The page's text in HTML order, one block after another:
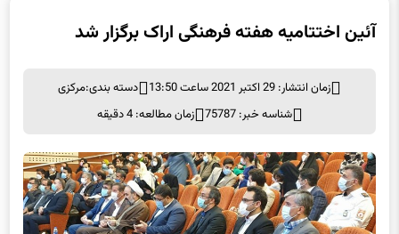
آئین اختتامیه هفته فرهنگی اراک برگزار شد
زمان انتشار: 29 اکتبر 2021 ساعت 13:50 دسته بندی:مرکزی
شناسه خبر: 75787
زمان مطالعه: 4 دقیقه